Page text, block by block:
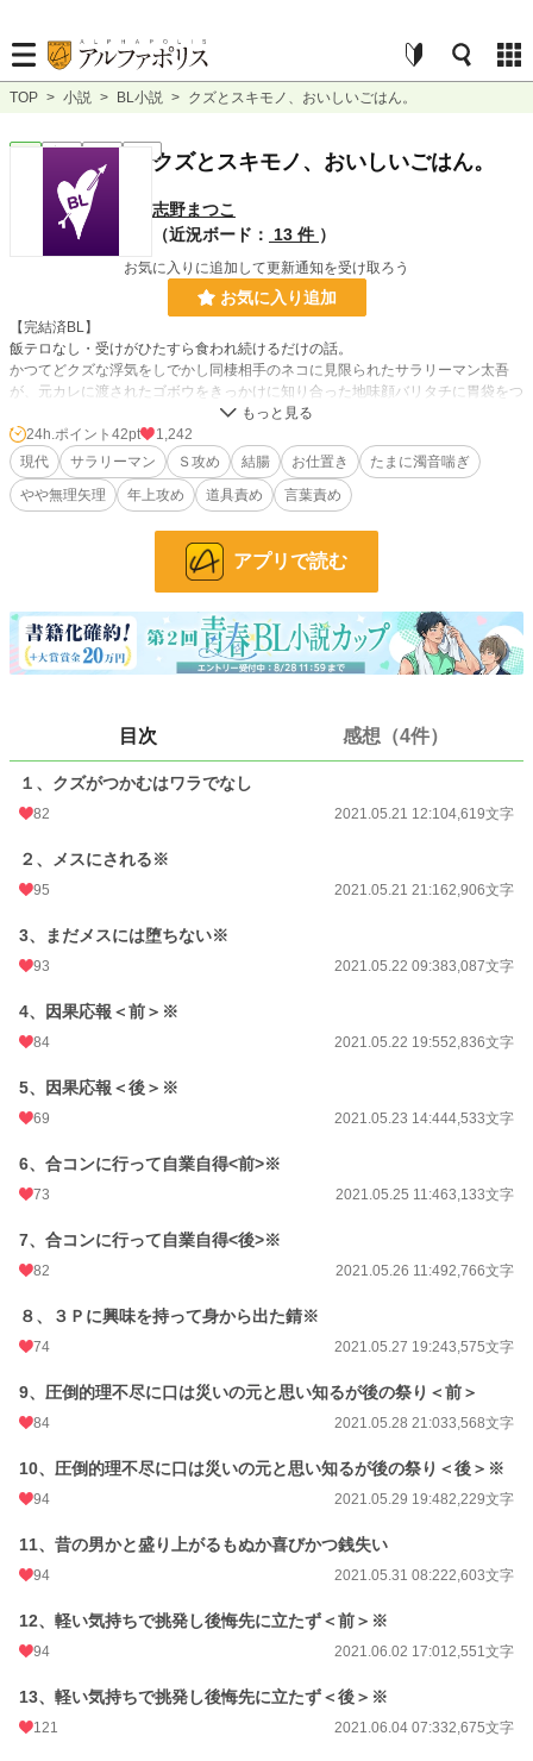
TOP > 小説 > BL小説 > クズとスキモノ、おいしいごはん。
完結 短編 クズとスキモノ、おいしいごはん。
志野まつこ
（近況ボード：
13 件 ）
お気に入りに追加して更新通知を受け取ろう
お気に入り追加
【完結済BL】
飯テロなし・受けがひたすら食われ続けるだけの話。
かつてどクズな浮気をしでかし同棲相手のネコに見限られたサラリーマン太吾
が、元カレに渡されたゴボウをきっかけに知り合った地味顔バリタチに胃袋をつ
かまれ、タチのはずが処女を散らされるわ新しい性癖を増やされるわする因果応
報な物語。
いい体のアラサー焼き鳥屋店長×バイでクズめのタチ（20代半ば過ぎ）。
Ｒシーン多め。ちょいクズのタチが雌にされてぐちゃぐちゃにされる話を読みた
い方に。快楽責めのみで痛いことはしません。
「浮気された俺の話」シリーズの浮気をした太吾の話ですがこちらだけでも大丈
夫です。ムーンライトノベルズさんでも公開。
タチ×タチ 受けに対してのみＳ 料理人 種付けプレス おしおき オナホ責
小説 18,487 位 / 228,953 件
324
24h.ポイント 42 pt
文字数
更新日時 2023.01.18 14:18
初回完結日時 2021.05.23 14:45
月間ポイント
累計ポイント
24h.ポイント 42pt
1,242
現代
サラリーマン Ｓ攻め 結腸 お仕置き
たまに濁音喘ぎ
やや無理矢理
年上攻め 道具責め 言葉責め
アプリで読む
目次 感想（4件）
１、クズがつかむはワラでなし
82 2021.05.21 12:104,619文字
２、メスにされる※
95 2021.05.21 21:162,906文字
3、まだメスには堕ちない※
93 2021.05.22 09:383,087文字
4、因果応報＜前＞※
84 2021.05.22 19:552,836文字
5、因果応報＜後＞※
69 2021.05.23 14:444,533文字
6、合コンに行って自業自得<前>※
73 2021.05.25 11:463,133文字
7、合コンに行って自業自得<後>※
82 2021.05.26 11:492,766文字
８、３Ｐに興味を持って身から出た錆※
74 2021.05.27 19:243,575文字
9、圧倒的理不尽に口は災いの元と思い知るが後の祭り＜前＞
84 2021.05.28 21:033,568文字
10、圧倒的理不尽に口は災いの元と思い知るが後の祭り＜後＞※
94 2021.05.29 19:482,229文字
11、昔の男かと盛り上がるもぬか喜びかつ銭失い
94 2021.05.31 08:222,603文字
12、軽い気持ちで挑発し後悔先に立たず＜前＞※
94 2021.06.02 17:012,551文字
13、軽い気持ちで挑発し後悔先に立たず＜後＞※
121 2021.06.04 07:332,675文字